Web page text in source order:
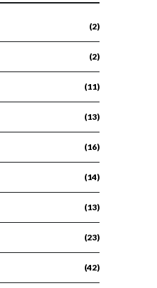
(2)
(2)
(11)
(13)
(16)
(14)
(13)
(23)
(42)